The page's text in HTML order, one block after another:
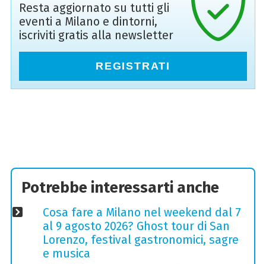
Resta aggiornato su tutti gli
eventi a Milano e dintorni,
iscriviti gratis alla newsletter
REGISTRATI
Potrebbe interessarti anche
Cosa fare a Milano nel weekend dal 7
al 9 agosto 2026? Ghost tour di San
Lorenzo, festival gastronomici, sagre
e musica